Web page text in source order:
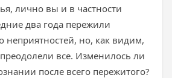
лично вы и в частности
два года пережили
неприятностей, но, как видим,
все. Изменилось ли
после всего пережитого?